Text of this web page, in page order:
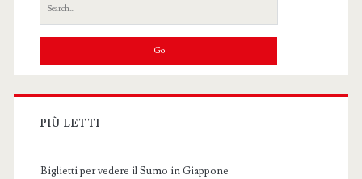
Search
for:
PIÙ LETTI
Biglietti per vedere il Sumo in Giappone